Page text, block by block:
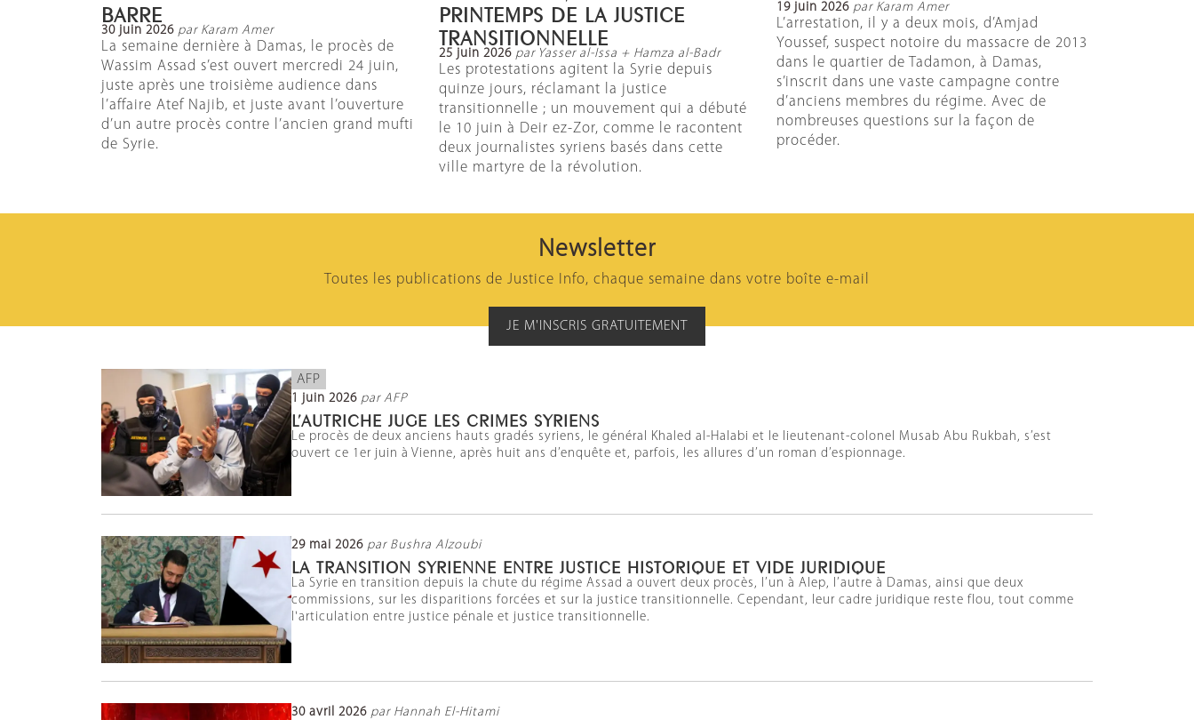
BARRE
30 juin 2026 par Karam Amer
La semaine dernière à Damas, le procès de
Wassim Assad s’est ouvert mercredi 24 juin,
juste après une troisième audience dans
l’affaire Atef Najib, et juste avant l’ouverture
d’un autre procès contre l’ancien grand mufti
de Syrie.
PRINTEMPS DE LA JUSTICE
TRANSITIONNELLE
25 juin 2026 par Yasser al-Issa + Hamza al-Badr
Les protestations agitent la Syrie depuis
quinze jours, réclamant la justice
transitionnelle ; un mouvement qui a débuté
le 10 juin à Deir ez-Zor, comme le racontent
deux journalistes syriens basés dans cette
ville martyre de la révolution.
19 juin 2026 par Karam Amer
L’arrestation, il y a deux mois, d’Amjad
Youssef, suspect notoire du massacre de 2013
dans le quartier de Tadamon, à Damas,
s’inscrit dans une vaste campagne contre
d’anciens membres du régime. Avec de
nombreuses questions sur la façon de
procéder.
Newsletter
Toutes les publications de Justice Info, chaque semaine dans votre boîte e-mail
JE M'INSCRIS GRATUITEMENT
AFP
1 juin 2026 par AFP
L’AUTRICHE JUGE LES CRIMES SYRIENS
Le procès de deux anciens hauts gradés syriens, le général Khaled al-Halabi et le lieutenant-colonel Musab Abu Rukbah, s’est
ouvert ce 1er juin à Vienne, après huit ans d’enquête et, parfois, les allures d’un roman d’espionnage.
29 mai 2026 par Bushra Alzoubi
LA TRANSITION SYRIENNE ENTRE JUSTICE HISTORIQUE ET VIDE JURIDIQUE
La Syrie en transition depuis la chute du régime Assad a ouvert deux procès, l’un à Alep, l’autre à Damas, ainsi que deux
commissions, sur les disparitions forcées et sur la justice transitionnelle. Cependant, leur cadre juridique reste flou, tout comme
l'articulation entre justice pénale et justice transitionnelle.
30 avril 2026 par Hannah El-Hitami